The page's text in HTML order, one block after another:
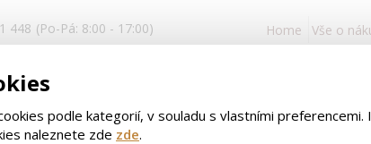
448 (Po-Pá: 8:00 - 17:00) Home Vše o
podle kategorií, v souladu s vlastními preferencemi.
naleznete zde zde.